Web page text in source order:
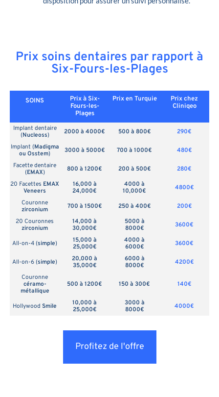
Prix soins dentaires par rapport à
Six-Fours-les-Plages
SOINS
Prix à Six-
Fours-les-
Plages
Prix en Turquie
Prix chez
Cliniqeo
Implant dentaire
(Nucleoss) 2000 à 4000€ 500 à 800€
290€
Implant (Madigma
ou Osstem) 3000 à 5000€ 700 à 1000€
480€
Facette dentaire
(EMAX) 800 à 1200€ 200 à 500€
280€
20 Facettes EMAX
Veneers
16,000 à
24,000€
4000 à
10,000€
4800€
Couronne
zirconium
700 à 1500€ 250 à 400€
200€
20 Couronnes
zirconium
14,000 à
30,000€
5000 à
8000€
3600€
All-on-4 (simple)
15,000 à
25,000€
4000 à
6000€
3600€
All-on-6 (simple)
20,000 à
35,000€
6000 à
8000€
4200€
Couronne
céramo-
métallique
500 à 1200€ 150 à 300€ 140€
Hollywood Smile
10,000 à
25,000€
3000 à
8000€
4000€
Profitez de l'offre